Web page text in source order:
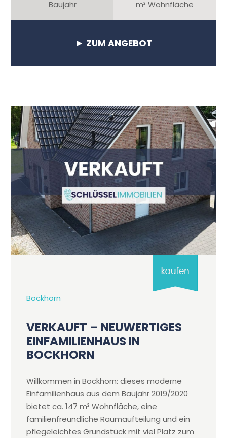
Baujahr m² Wohnfläche
► ZUM ANGEBOT
Bockhorn
VERKAUFT – NEUWERTIGES
EINFAMILIENHAUS IN
BOCKHORN
Willkommen in Bockhorn: dieses moderne
Einfamilienhaus aus dem Baujahr 2019/2020
bietet ca. 147 m² Wohnfläche, eine
familienfreundliche Raumaufteilung und ein
pflegeleichtes Grundstück mit viel Platz zum